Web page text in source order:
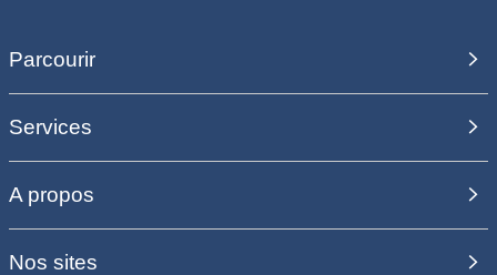
Parcourir
Services
A propos
Nos sites